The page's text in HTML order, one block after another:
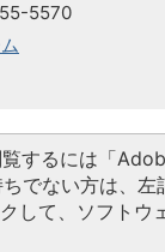
5570
するには「
ちでない方は、
して、ソフトウ